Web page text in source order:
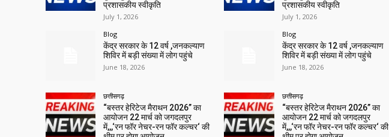
प्रशासकीय स्वीकृति
July 1, 2026
Blog
केंद्र सरकार के 12 वर्ष ,जनकल्याण
शिविर में बड़ी संख्या में लोग पहुंचे
June 18, 2026
छत्तीसगढ़
“बस्तर हेरिटेज मैराथन 2026” का
आयोजन 22 मार्च को जगदलपुर
में,,,‘रन फॉर नेचर-रन फॉर कल्चर‘ की
प्रशासकीय स्वीकृति
July 1, 2026
Blog
केंद्र सरकार के 12 वर्ष ,जनकल्याण
शिविर में बड़ी संख्या में लोग पहुंचे
June 18, 2026
छत्तीसगढ़
“बस्तर हेरिटेज मैराथन 2026” का
आयोजन 22 मार्च को जगदलपुर
में,,,‘रन फॉर नेचर-रन फॉर कल्चर‘ की